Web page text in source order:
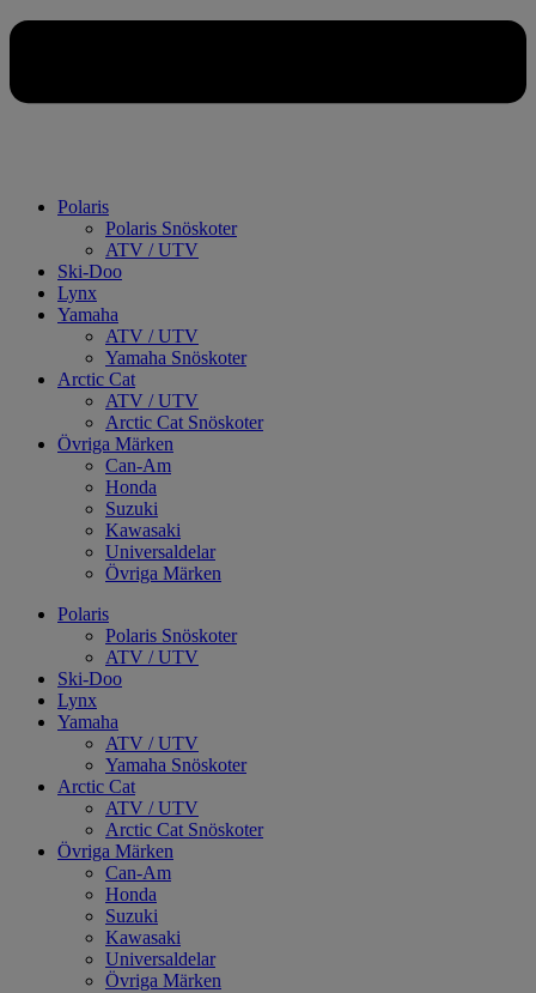
Polaris
Polaris Snöskoter
ATV / UTV
Ski-Doo
Lynx
Yamaha
ATV / UTV
Yamaha Snöskoter
Arctic Cat
ATV / UTV
Arctic Cat Snöskoter
Övriga Märken
Can-Am
Honda
Suzuki
Kawasaki
Universaldelar
Övriga Märken
Polaris
Polaris Snöskoter
ATV / UTV
Ski-Doo
Lynx
Yamaha
ATV / UTV
Yamaha Snöskoter
Arctic Cat
ATV / UTV
Arctic Cat Snöskoter
Övriga Märken
Can-Am
Honda
Suzuki
Kawasaki
Universaldelar
Övriga Märken